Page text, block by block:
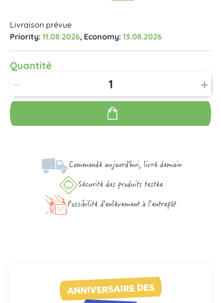
Livraison prévue
Priority: 11.08.2026, Economy: 13.08.2026
Quantité
Commandé aujourd'hui, livré demain
Sécurité des produits testée
Possibilité d'enlèvement à l'entrepôt
ANNIVERSAIRE DES